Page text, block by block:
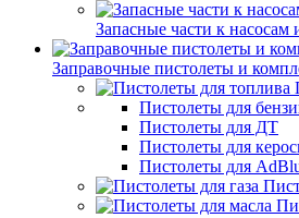
Запасные части к
Заправочные пистолеты и
Пистолеты для
Пистолеты для ДТ
Пистолеты для
Пистолеты для